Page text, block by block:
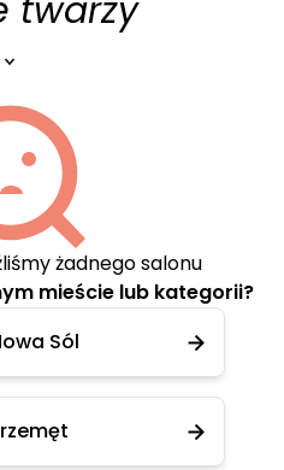
twarzy
żadnego salonu
mieście lub kategorii?
Sól